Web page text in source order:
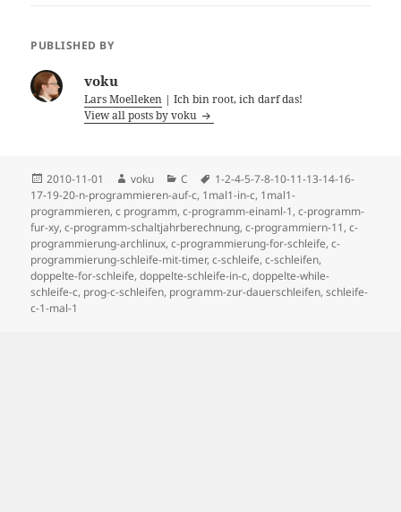
PUBLISHED BY
voku
Lars Moelleken | Ich bin root, ich darf das!
View all posts by voku
Posted
on
2010-11-01 Author
voku Categories
C Tags
1-2-4-5-7-8-10-11-13-14-16-
17-19-20-n-programmieren-auf-c, 1mal1-in-c, 1mal1-
programmieren,c programm,c-programm-einaml-1,c-programm-
fur-xy,c-programm-schaltjahrberechnung,c-programmiern-11,c-
programmierung-archlinux,c-programmierung-for-schleife,c-
programmierung-schleife-mit-timer,c-schleife,c-schleifen,
doppelte-for-schleife,doppelte-schleife-in-c,doppelte-while-
schleife-c, prog-c-schleifen, programm-zur-dauerschleifen,schleife-
c-1-mal-1